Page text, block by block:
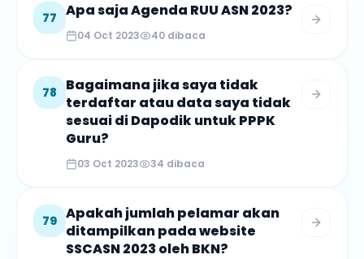
77 Apa saja Agenda RUU ASN 2023?
04 Oct 2023 40 dibaca
78
Bagaimana jika saya tidak
terdaftar atau data saya tidak
sesuai di Dapodik untuk PPPK
Guru?
03 Oct 2023 34 dibaca
79 Apakah jumlah pelamar akan
ditampilkan pada website
SSCASN 2023 oleh BKN?